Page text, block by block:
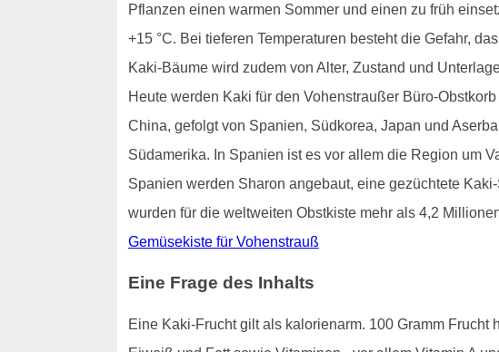
Pflanzen einen warmen Sommer und einen zu früh
+15 °C. Bei tieferen Temperaturen besteht die Gefahr,
Kaki-Bäume wird zudem von Alter, Zustand und
Heute werden Kaki für den Vohenstraußer Büro-
China, gefolgt von Spanien, Südkorea, Japan und
Südamerika. In Spanien ist es vor allem die Region um
Spanien werden Sharon angebaut, eine gezüchtete
wurden für die weltweiten Obstkiste mehr als 4,2
Gemüsekiste für Vohenstrauß
Eine Frage des Inhalts
Eine Kaki-Frucht gilt als kalorienarm. 100 Gramm